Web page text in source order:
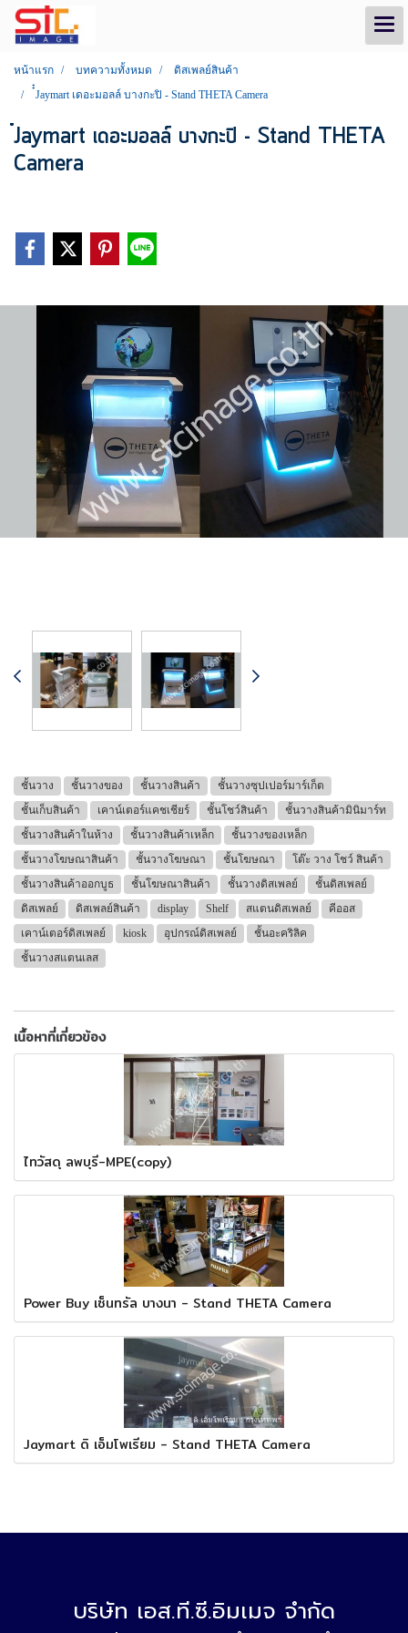
หน้าแรก บทความทั้งหมด
ดิสเพลย์สินค้า
๋๋Jaymart เดอะมอลล์ บางกะปิ - Stand THETA Camera
๋๋Jaymart เดอะมอลล์ บางกะปิ - Stand THETA
Camera
ชั้นวาง ชั้นวางของ ชั้นวางสินค้า
ชั้นวางซุปเปอร์มาร์เก็ต
ชั้นเก็บสินค้า
เคาน์เตอร์แคชเชียร์ ชั้นโชว์สินค้า
ชั้นวางสินค้ามินิมาร์ท
ชั้นวางสินค้าในห้าง
ชั้นวางสินค้าเหล็ก
ชั้นวางของเหล็ก
ชั้นวางโฆษณาสินค้า
ชั้นวางโฆษณา ชั้นโฆษณา
โต๊ะ วาง โชว์ สินค้า
ชั้นวางสินค้าออกบูธ
ชั้นโฆษณาสินค้า ชั้นวางดิสเพลย์
ชั้นดิสเพลย์
ดิสเพลย์
ดิสเพลย์สินค้า display Shelf สแตนดิสเพลย์
คีออส
เคาน์เตอร์ดิสเพลย์
kiosk อุปกรณ์ดิสเพลย์
ชั้นอะคริลิค
ชั้นวางสแตนเลส
เนื้อหาที่เกี่ยวข้อง
ไทวัสดุ ลพบุรี-MPE(copy)
Power Buy เซ็นทรัล บางนา - Stand THETA Camera
Jaymart ดิ เอ็มโพเรี่ยม - Stand THETA Camera
บริษัท เอส.ที.ซี.อิมเมจ จำกัด